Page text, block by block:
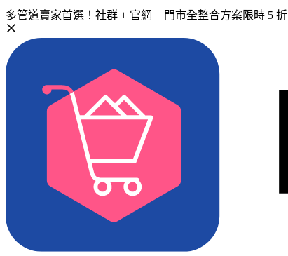
多管道賣家首選！社群 + 官網 + 門市全整合方案限時 5 折